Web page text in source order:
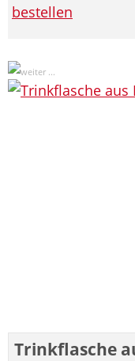
bestellen
Trinkflasche